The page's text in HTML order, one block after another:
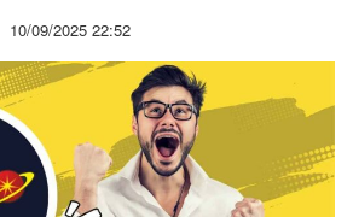
10/09/2025 22:52